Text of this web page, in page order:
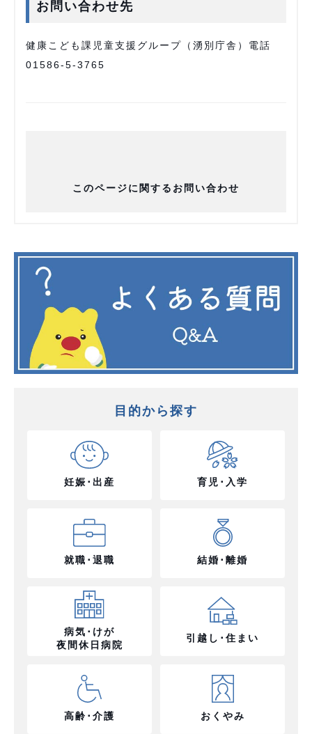
お問い合わせ先
健康こども課児童支援グループ（湧別庁舎）電話
01586-5-3765
このページに関するお問い合わせ
目的から探す
妊娠･出産 育児･入学
就職･退職 結婚･離婚
病気･けが
夜間休日病院
引越し･住まい
高齢･介護 おくやみ